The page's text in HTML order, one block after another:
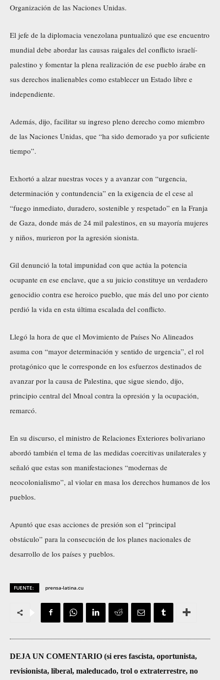
Organización de las Naciones Unidas.
El jefe de la diplomacia venezolana puntualizó que ese encuentro
mundial debe abordar las causas raigales del conflicto israelí-
palestino y fomentar la plena realización de ese pueblo árabe en
sus derechos inalienables como establecer un Estado libre e
independiente.
Además, dijo, facilitar su ingreso pleno derecho como miembro
de las Naciones Unidas, que “ha sido demorado ya por suficiente
tiempo”.
Exhortó a alzar nuestras voces y a avanzar con “urgencia,
determinación y contundencia” en la exigencia de el cese al
“fuego inmediato, duradero, sostenible y respetado” en la Franja
de Gaza, donde más de 24 mil palestinos, en su mayoría mujeres
y niños, murieron por la agresión sionista.
Gil denunció la total impunidad con que actúa la potencia
ocupante en ese enclave, que a su juicio constituye un verdadero
genocidio contra ese heroico pueblo, que más del uno por ciento
perdió la vida en esta última escalada del conflicto.
Llegó la hora de que el Movimiento de Países No Alineados
asuma con “mayor determinación y sentido de urgencia”, el rol
protagónico que le corresponde en los esfuerzos destinados de
avanzar por la causa de Palestina, que sigue siendo, dijo,
principio central del Mnoal contra la opresión y la ocupación,
remarcó.
En su discurso, el ministro de Relaciones Exteriores bolivariano
abordó también el tema de las medidas coercitivas unilaterales y
señaló que estas son manifestaciones “modernas de
neocolonialismo”, al violar en masa los derechos humanos de los
pueblos.
Apuntó que esas acciones de presión son el “principal
obstáculo” para la consecución de los planes nacionales de
desarrollo de los países y pueblos.
FUENTE: prensa-latina.cu
DEJA UN COMENTARIO (si eres fascista, oportunista,
revisionista, liberal, maleducado, trol o extraterrestre, no